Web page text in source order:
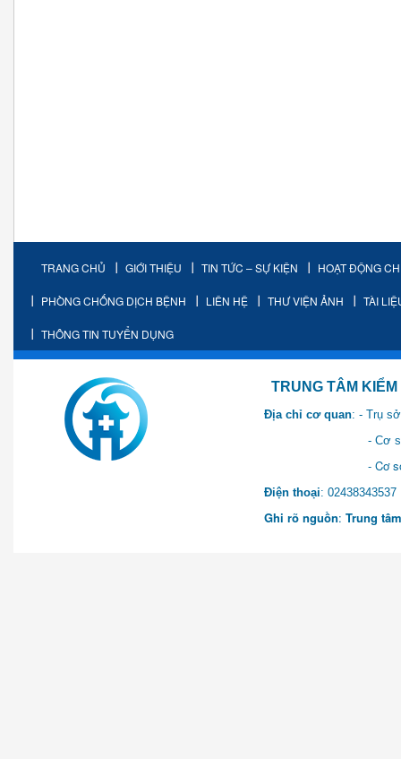
TRANG CHỦ GIỚI THIỆU TIN TỨC – SỰ KIỆN HOẠT ĐỘNG
PHÒNG CHỐNG DỊCH BỆNH LIÊN HỆ THƯ VIỆN ẢNH TÀI
THÔNG TIN TUYỂN DỤNG
TRUNG TÂM KIỂM SOÁT
Địa chỉ cơ quan: - Trụ
- Cơ sở 2: Khu Hành
- Cơ sở 3: Số 1 Ngõ 2
Điện thoại:
Ghi rõ nguồn: Trung